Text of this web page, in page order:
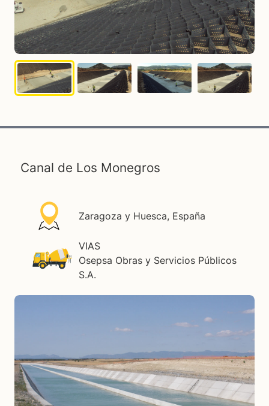
Canal de Los Monegros
Zaragoza y Huesca, España
VIAS
Osepsa Obras y Servicios Públicos
S.A.